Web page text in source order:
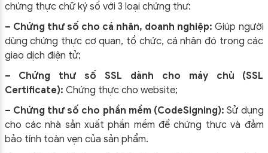
chứng thực chữ ký số với 3 loại chứng thư:
– Chứng thư số cho cá nhân, doanh nghiệp: Giúp người
dùng chứng thực cơ quan, tổ chức, cá nhân đó trong các
giao dịch điện tử;
– Chứng thư số SSL dành cho máy chủ (SSL
Certificate): Chứng thực cho website;
– Chứng thư số cho phần mềm (CodeSigning): Sử dụng
cho các nhà sản xuất phần mềm để chứng thực và đảm
bảo tính toàn vẹn của sản phẩm.